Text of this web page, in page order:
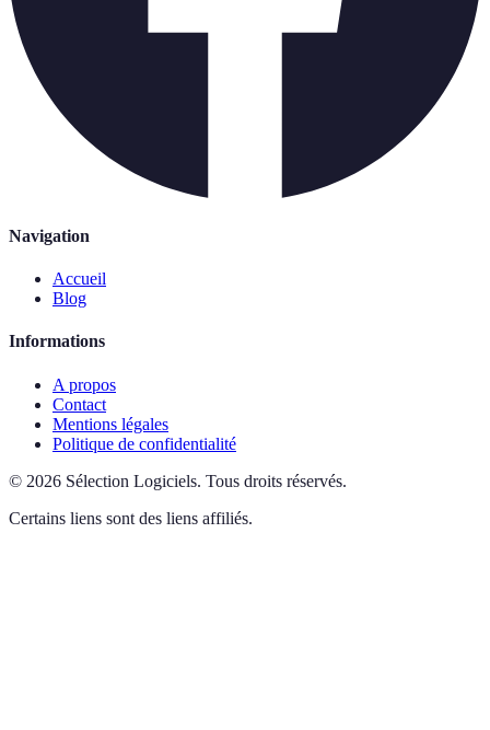
Navigation
Accueil
Blog
Informations
A propos
Contact
Mentions légales
Politique de confidentialité
© 2026 Sélection Logiciels. Tous droits réservés.
Certains liens sont des liens affiliés.